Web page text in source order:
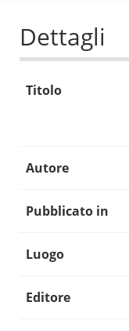
Dettagli
Titolo
Autore
Pubblicato in
Luogo
Editore